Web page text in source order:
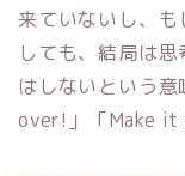
来ていないし、
しても、結局は
はしないという
over!」「Make it